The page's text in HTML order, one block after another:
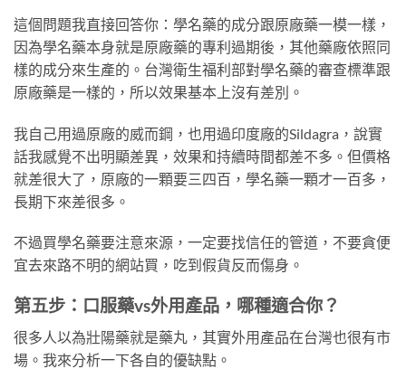
這個問題我直接回答你：學名藥的成分跟原廠藥一模一樣，
因為學名藥本身就是原廠藥的專利過期後，其他藥廠依照同
樣的成分來生產的。台灣衛生福利部對學名藥的審查標準跟
原廠藥是一樣的，所以效果基本上沒有差別。
我自己用過原廠的威而鋼，也用過印度廠的Sildagra，說實
話我感覺不出明顯差異，效果和持續時間都差不多。但價格
就差很大了，原廠的一顆要三四百，學名藥一顆才一百多，
長期下來差很多。
不過買學名藥要注意來源，一定要找信任的管道，不要貪便
宜去來路不明的網站買，吃到假貨反而傷身。
第五步：口服藥vs外用產品，哪種適合你？
很多人以為壯陽藥就是藥丸，其實外用產品在台灣也很有市
場。我來分析一下各自的優缺點。